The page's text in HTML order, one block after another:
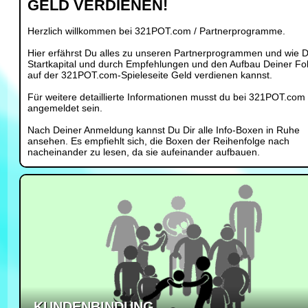
GELD VERDIENEN!
Herzlich willkommen bei 321POT.com / Partnerprogramme.
Hier erfährst Du alles zu unseren Partnerprogrammen und wie
Startkapital und durch Empfehlungen und den Aufbau Deiner
auf der 321POT.com-Spieleseite Geld verdienen kannst.
Für weitere detaillierte Informationen musst du bei 321POT.com
angemeldet sein.
Nach Deiner Anmeldung kannst Du Dir alle Info-Boxen in Ruhe
ansehen. Es empfiehlt sich, die Boxen der Reihenfolge nach
nacheinander zu lesen, da sie aufeinander aufbauen.